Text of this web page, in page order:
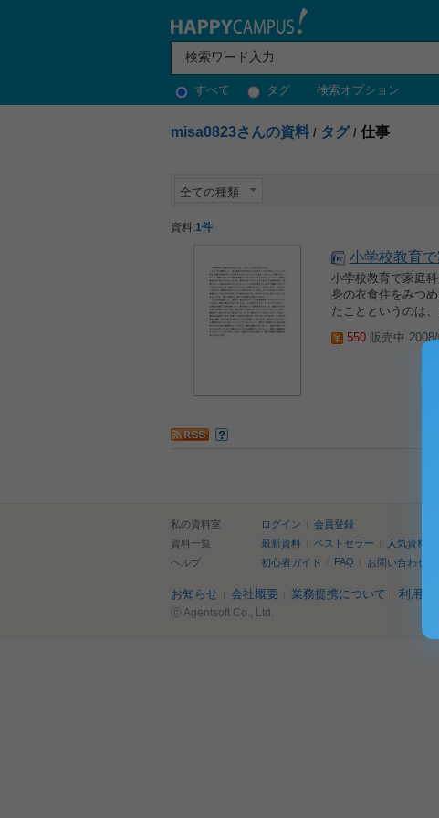
すべて タグ 検索オプション
misa0823さんの資料 / タグ / 仕事
全ての種類
資料:1件
小学校教育
小学校教育で家庭
身の衣食住をみつ
たことというのは
550 販売中
私の資料室 ログイン
会員登録
資料一覧
最新資料 ベストセラー 人気資料
ヘルプ
初心者ガイド FAQ お問い合わせ
お知らせ 会社概要 業務提携について 利用規約
ⓒ Agentsoft Co., Ltd.